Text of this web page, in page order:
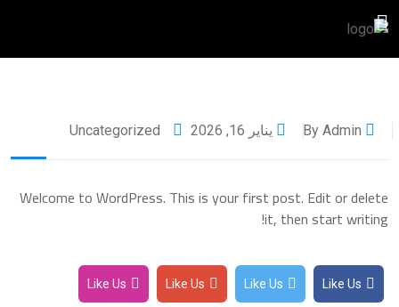
يناير 16, 2026 Uncategorized
Welcome to WordPress. This is your first post. Edit or delete
it, then start writing!
Like Us
Like Us
Like Us
Like Us